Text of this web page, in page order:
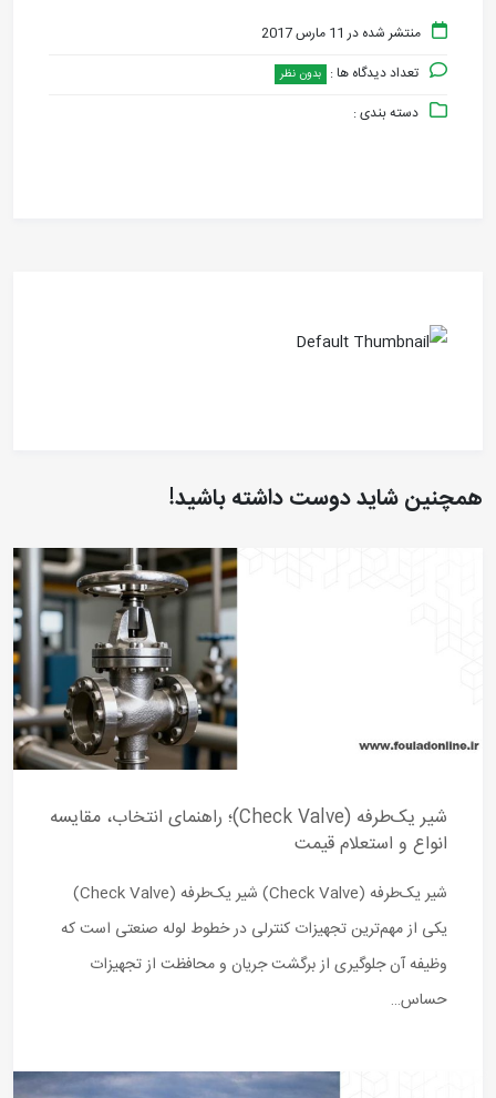
منتشر شده در 11 مارس 2017
تعداد دیدگاه ها : بدون نظر
دسته بندی :
همچنین شاید دوست داشته باشید!
شیر یک‌طرفه (Check Valve)؛ راهنمای انتخاب، مقایسه
انواع و استعلام قیمت
شیر یک‌طرفه (Check Valve) شیر یک‌طرفه (Check Valve)
یکی از مهم‌ترین تجهیزات کنترلی در خطوط لوله صنعتی است که
وظیفه آن جلوگیری از برگشت جریان و محافظت از تجهیزات
حساس…